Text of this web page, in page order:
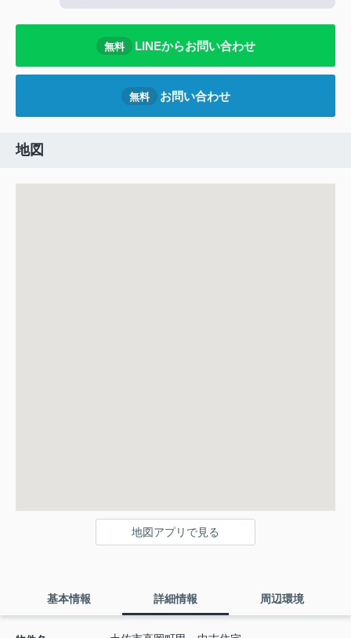
無料 LINEからお問い合わせ
無料 お問い合わせ
地図
地図アプリで見る
基本情報 詳細情報 周辺環境